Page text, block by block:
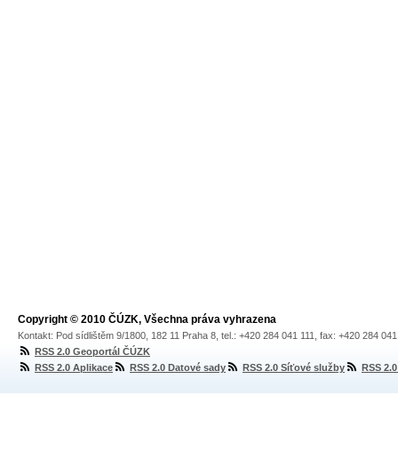
Copyright © 2010 ČÚZK, Všechna práva vyhrazena
Kontakt: Pod sídlištěm 9/1800, 182 11 Praha 8, tel.: +420 284 041 111, fax: +420 284
RSS 2.0 Geoportál ČÚZK
RSS 2.0 Aplikace
RSS 2.0 Datové sady RSS 2.0 Síťové služby RSS